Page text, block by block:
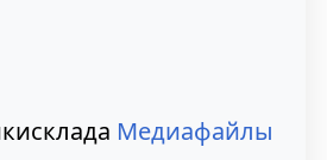
Медиафайлы